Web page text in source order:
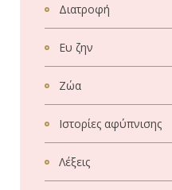
Διατροφή
Ευ ζην
Ζώα
Ιστορίες αφύπνισης
Λέξεις